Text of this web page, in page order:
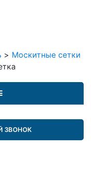
> Москитные сетки
ЗВОНОК